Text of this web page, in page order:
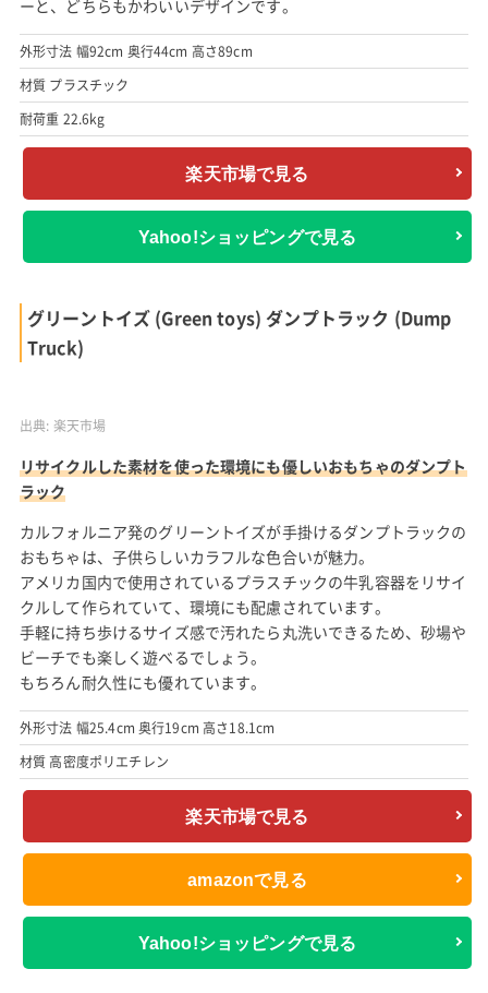
出典:楽天市場
リアルなごっこ遊びが楽しめるかわいいトラックのおもちゃ
本物の車のようにドアを開けて車内に乗り込み、足で床を蹴って
進む大きいトラックのおもちゃです。
まだ自分で蹴って進めない子供は、フロアカバーをセットして大
人が押して遊ぶことも可能。
しめます。
男の子向けのコージー、女の子向けデザインのプリンセスコージ
ーと、どちらもかわいいデザインです。
外形寸法 幅92cm 奥行44cm 高さ89cm
耐荷重 22.6kg
楽天市場で見る
Yahoo!ショッピングで見る
グリーントイズ (Green toys) ダンプトラック (Dump
Truck)